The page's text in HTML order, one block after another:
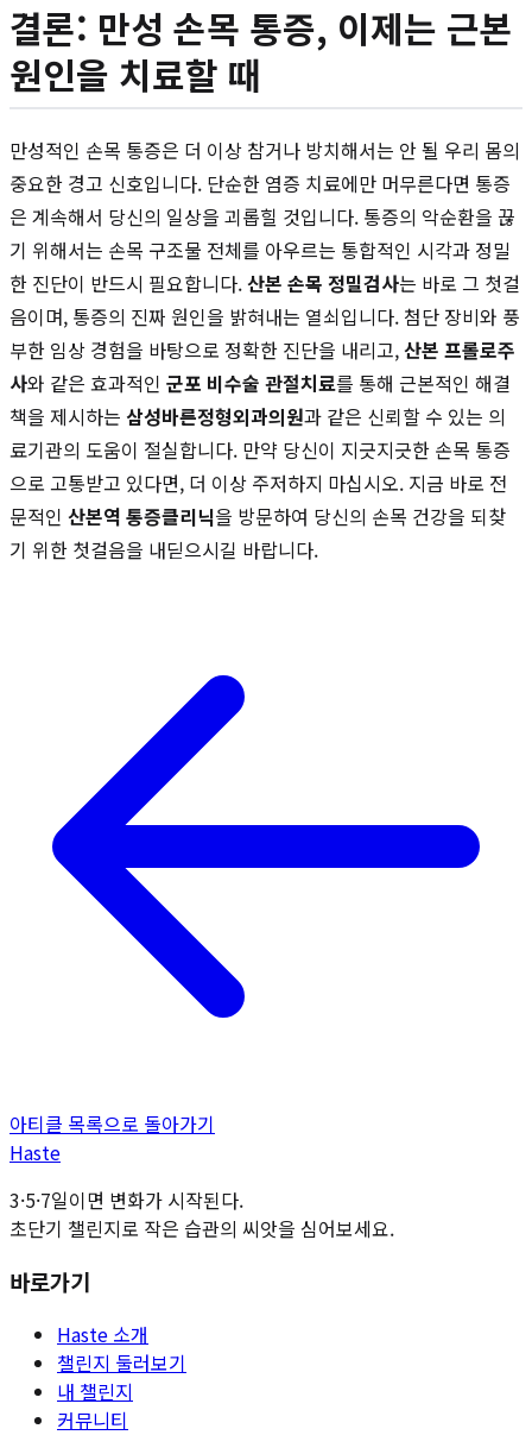
결론: 만성 손목 통증, 이제는 근본
원인을 치료할 때
만성적인 손목 통증은 더 이상 참거나 방치해서는 안 될 우리 몸의
중요한 경고 신호입니다. 단순한 염증 치료에만 머무른다면 통증
은 계속해서 당신의 일상을 괴롭힐 것입니다. 통증의 악순환을 끊
기 위해서는 손목 구조물 전체를 아우르는 통합적인 시각과 정밀
한 진단이 반드시 필요합니다.산본 손목 정밀검사는 바로 그 첫걸
음이며, 통증의 진짜 원인을 밝혀내는 열쇠입니다. 첨단 장비와 풍
부한 임상 경험을 바탕으로 정확한 진단을 내리고,산본 프롤로주
사와 같은 효과적인 군포 비수술 관절치료를 통해 근본적인 해결
책을 제시하는 삼성바른정형외과의원과 같은 신뢰할 수 있는 의
료기관의 도움이 절실합니다. 만약 당신이 지긋지긋한 손목 통증
으로 고통받고 있다면, 더 이상 주저하지 마십시오. 지금 바로 전
문적인 산본역 통증클리닉을 방문하여 당신의 손목 건강을 되찾
기 위한 첫걸음을 내딛으시길 바랍니다.
아티클 목록으로 돌아가기
Haste
3·5·7일이면 변화가 시작된다.
초단기 챌린지로 작은 습관의 씨앗을 심어보세요.
바로가기
Haste 소개
챌린지 둘러보기
내 챌린지
커뮤니티